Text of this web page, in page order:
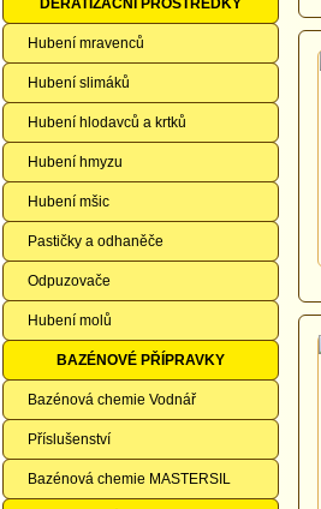
DERATIZAČNÍ PROSTŘEDKY
Hubení mravenců
Hubení slimáků
Hubení hlodavců a krtků
Hubení hmyzu
Hubení mšic
Pastičky a odhaněče
Odpuzovače
Hubení molů
BAZÉNOVÉ PŘÍPRAVKY
Bazénová chemie Vodnář
Příslušenství
Bazénová chemie MASTERSIL